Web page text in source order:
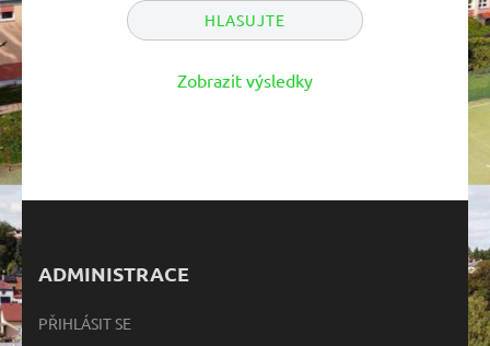
Zobrazit výsledky
ADMINISTRACE
PŘIHLÁSIT SE